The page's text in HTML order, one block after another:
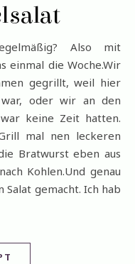
einmal die Woche.Wir
gegrillt, weil hier
oder wir an den
keine Zeit hatten.
mal nen leckeren
Bratwurst eben aus
Kohlen.Und genau
Salat gemacht. Ich hab